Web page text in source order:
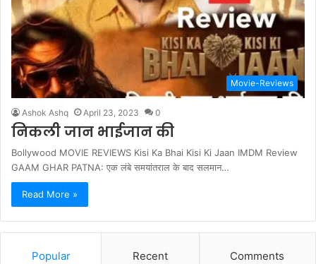
Movie-Reviews
Ashok Ashq April 23, 2023 0
निकली जान भाईजान की
Bollywood MOVIE REVIEWS Kisi Ka Bhai Kisi Ki Jaan IMDM Review
GAAM GHAR PATNA: एक लंबे समयांतराल के बाद सलमान…
Read More »
Popular Recent Comments